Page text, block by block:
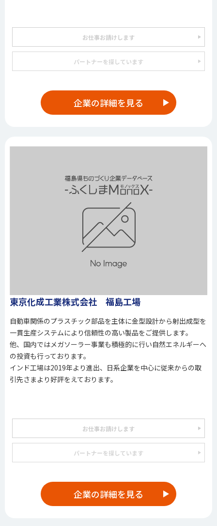
お仕事お請けします
パートナーを探しています
企業の詳細を見る
東京化成工業株式会社 福島工場
自動車関係のプラスチック部品を主体に金型設計から射出成型を
一貫生産システムにより信頼性の高い製品をご提供します。
他、国内ではメガソーラー事業も積極的に行い自然エネルギーへ
の投資も行っております。
インド工場は2019年より進出、日系企業を中心に従来からの取
引先さまより好評をえております。
お仕事お請けします
パートナーを探しています
企業の詳細を見る